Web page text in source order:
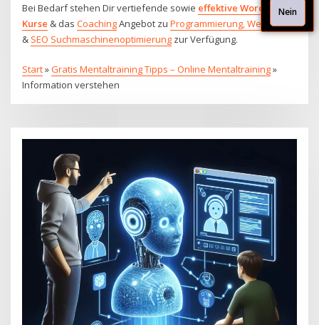
Bei Bedarf stehen Dir vertiefende sowie effektive WordPress
Kurse & dasCoachingAngebot zuProgrammierung, Webdesign
& SEO Suchmaschinenoptimierung zur Verfügung.
Start»Gratis Mentaltraining Tipps – Online Mentaltraining»
Information verstehen
Nein